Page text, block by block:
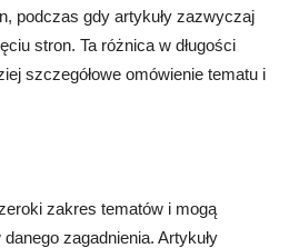
podczas gdy artykuły zazwyczaj
stron. Ta różnica w długości
szczegółowe omówienie tematu i
zakres tematów i mogą
zagadnienia. Artykuły